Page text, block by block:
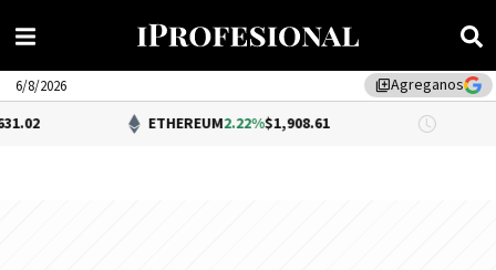
library_addAgreganos
6/8/2026
ETHEREUM 2.22%$1,908.61 DÓLAR